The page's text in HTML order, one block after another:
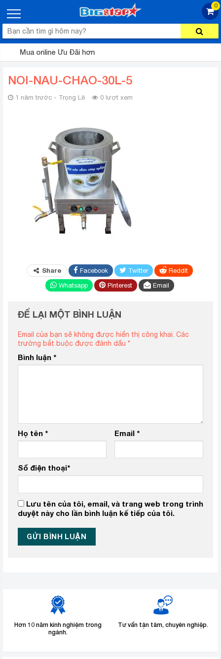
0
Mua online Ưu Đãi hơn
NOI-NAU-CHAO-30L-5
1 năm trước - Trọng Lê 0 lượt xem
Share Facebook Twitter
ReddIt
Whatsapp
Pinterest Email
ĐỂ LẠI MỘT BÌNH LUẬN
Email của bạn sẽ không được hiển thị công khai. Các
trường bắt buộc được đánh dấu *
Bình luận *
Họ tên * Email *
Số điện thoại*
Lưu tên của tôi, email, và trang web trong trình
duyệt này cho lần bình luận kế tiếp của tôi.
Hơn 10 năm kinh nghiệm trong
ngành.
Tư vấn tận tâm, chuyên nghiệp.